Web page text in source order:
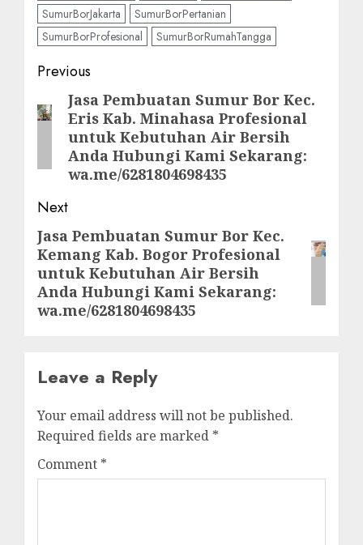
SumurBorJakarta
SumurBorPertanian
SumurBorProfesional
SumurBorRumahTangga
Post
navigation
Previous
Previous
post:
Jasa Pembuatan Sumur Bor Kec.
Eris Kab. Minahasa Profesional
untuk Kebutuhan Air Bersih
Anda Hubungi Kami Sekarang:
wa.me/6281804698435
Next
Next
post:
Jasa Pembuatan Sumur Bor Kec.
Kemang Kab. Bogor Profesional
untuk Kebutuhan Air Bersih
Anda Hubungi Kami Sekarang:
wa.me/6281804698435
Leave a Reply
Your email address will not be published.
Required fields are marked *
Comment *